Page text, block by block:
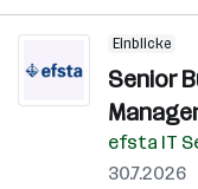
Einblicke
Senior
efsta IT
30.7.2026